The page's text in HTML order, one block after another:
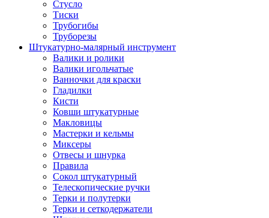
Стусло
Тиски
Трубогибы
Труборезы
Штукатурно-малярный инструмент
Валики и ролики
Валики игольчатые
Ванночки для краски
Гладилки
Кисти
Ковши штукатурные
Макловицы
Мастерки и кельмы
Миксеры
Отвесы и шнурка
Правила
Сокол штукатурный
Телескопические ручки
Терки и полутерки
Терки и сеткодержатели